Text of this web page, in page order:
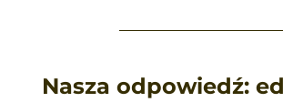
Nasza odpowiedź: